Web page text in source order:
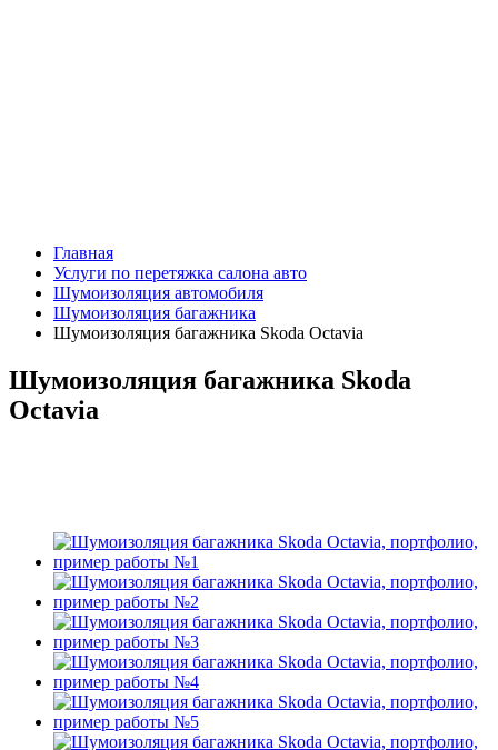
Главная
Услуги по перетяжка салона авто
Шумоизоляция автомобиля
Шумоизоляция багажника
Шумоизоляция багажника Skoda Octavia
Шумоизоляция багажника Skoda
Octavia